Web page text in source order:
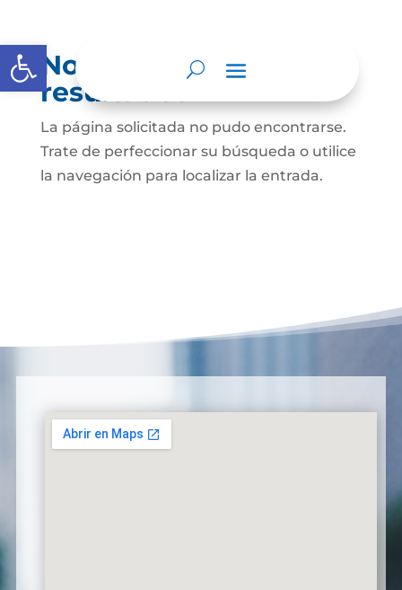
Abrir barra de herramientas
No se encontraron
resultados
La página solicitada no pudo encontrarse.
Trate de perfeccionar su búsqueda o utilice
la navegación para localizar la entrada.